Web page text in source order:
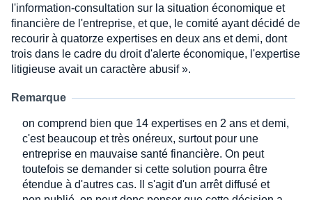
l'information-consultation sur la situation économique et
financière de l'entreprise, et que, le comité ayant décidé de
recourir à quatorze expertises en deux ans et demi, dont
trois dans le cadre du droit d'alerte économique, l'expertise
litigieuse avait un caractère abusif ».
Remarque
on comprend bien que 14 expertises en 2 ans et demi,
c'est beaucoup et très onéreux, surtout pour une
entreprise en mauvaise santé financière. On peut
toutefois se demander si cette solution pourra être
étendue à d'autres cas. Il s'agit d'un arrêt diffusé et